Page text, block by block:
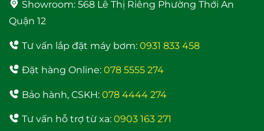
Máy bơm nước trợ lực
tốt nhất hiện nay
Showroom: 568 Lê Thị Riêng Phường Thới An
Quận 12
Tư vấn lắp đặt máy bơm: 0931 833 458
Đặt hàng Online: 078 5555 274
Bảo hành, CSKH: 078 4444 274
Tư vấn hỗ trợ từ xa: 0903 163 271